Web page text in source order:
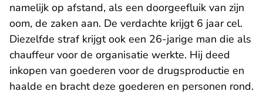
namelijk op afstand, als een doorgeefluik van zijn
oom, de zaken aan. De verdachte krijgt 6 jaar cel.
Diezelfde straf krijgt ook een 26-jarige man die als
chauffeur voor de organisatie werkte. Hij deed
inkopen van goederen voor de drugsproductie en
haalde en bracht deze goederen en personen rond.